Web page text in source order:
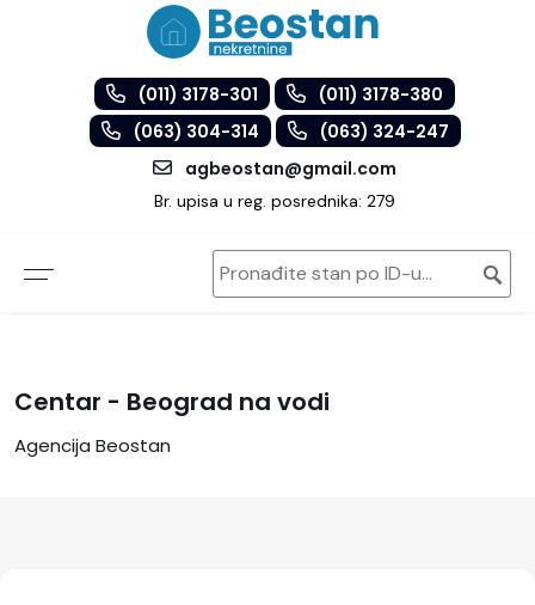
(011) 3178-301
(011) 3178-380
(063) 304-314
(063) 324-247
agbeostan@gmail.com
Br. upisa u reg. posrednika: 279
Centar - Beograd na vodi
Agencija Beostan